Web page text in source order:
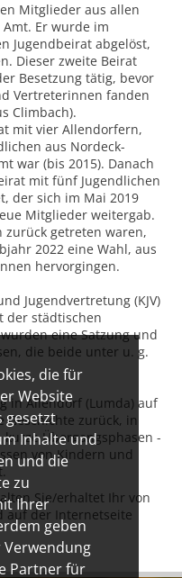
die für
Website
gesetzt
Inhalte und
und die
zu
Ihrer
geben
Partner für
Mitglieder aus allen
Er wurde im
Jugendbeirat abgelöst,
Dieser zweite Beirat
Besetzung tätig, bevor
Vertreterinnen fanden
Climbach).
mit vier Allendorfern,
aus Nordeck-
war (bis 2015). Danach
mit fünf Jugendlichen
der sich im Mai 2019
Mitglieder weitergab.
zurück getreten waren,
2022 eine Wahl, aus
hervorgingen.
Jugendvertretung (KJV)
der städtischen
eine Satzung und
die beide unter u. g.
in Allendorf (Lumda) auf
Geschichte zurück, in
Übergangsphasen -
von Kindern und
Sie/erhaltet Ihr von
auf der Internetseite